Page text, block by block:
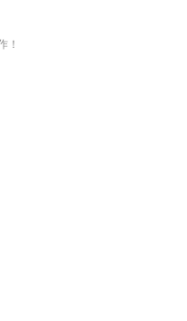
！